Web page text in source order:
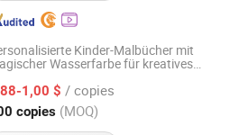
Kinder-Malbücher mit
Wasserfarbe für kreatives
1,00 $ / copies
copies (MOQ)
Seit 2023